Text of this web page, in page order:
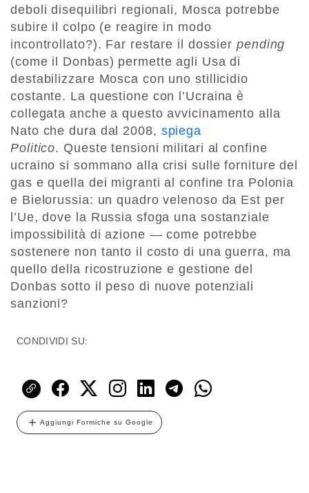
deboli disequilibri regionali, Mosca potrebbe
subire il colpo (e reagire in modo
incontrollato?). Far restare il dossier pending
(come il Donbas) permette agli Usa di
destabilizzare Mosca con uno stillicidio
costante. La questione con l’Ucraina è
collegata anche a questo avvicinamento alla
Nato che dura dal 2008, spiega
Politico. Queste tensioni militari al confine
ucraino si sommano alla crisi sulle forniture del
gas e quella dei migranti al confine tra Polonia
e Bielorussia: un quadro velenoso da Est per
l’Ue, dove la Russia sfoga una sostanziale
impossibilità di azione — come potrebbe
sostenere non tanto il costo di una guerra, ma
quello della ricostruzione e gestione del
Donbas sotto il peso di nuove potenziali
sanzioni?
CONDIVIDI SU:
Aggiungi Formiche su Google